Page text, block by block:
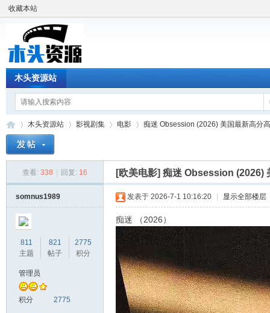
收藏本站
木头资源站
木头资源站
›
影视剧集 电影
›
痴迷 Obsession (2026) 美国最新高分
查看: 338 回复: 16 [欧美电影] 痴迷 Obsession (2026)
somnus1989
811
主题
821
帖子
2775
积分
管理员
积分 2775
发表于 2026-7-1 10:16:20 显示全部楼层
痴迷 （2026）